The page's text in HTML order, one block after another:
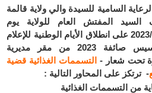
السامية للسيدة والي ولاية قالمة
السيد المفتش العام للولاية يوم
2023/06/01 على انطلاق الأيام الوطنية للإعلام
والتحسيس صائفة 2023 من مقر مديرية
تحت شعار - التسممات الغذائية قضية
- ترتكز على المحاور التالية :
من التسممات الغذائية